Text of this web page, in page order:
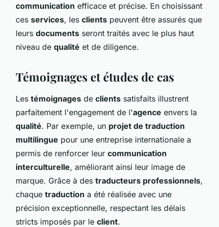
communication efficace et précise. En choisissant
ces services, les clients peuvent être assurés que
leurs documents seront traités avec le plus haut
niveau de qualité et de diligence.
Témoignages et études de cas
Les témoignages de clients satisfaits illustrent
parfaitement l'engagement de l'agence envers la
qualité. Par exemple, un projet de traduction
multilingue pour une entreprise internationale a
permis de renforcer leur communication
interculturelle, améliorant ainsi leur image de
marque. Grâce à des traducteurs professionnels,
chaque traduction a été réalisée avec une
précision exceptionnelle, respectant les délais
stricts imposés par le client.